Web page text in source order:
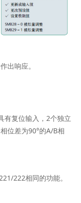
出响应。
复位输入，2个独立
位差为90°的A/B相
222相同的功能。